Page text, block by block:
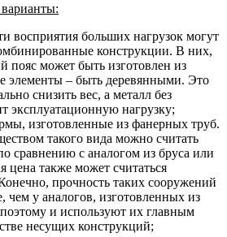
восприятия больших нагрузок могут
конструкции. В них,
пояс может быть изготовлен из
элементы – быть деревянными. Это
снизить вес, а металл без
эксплуатационную нагрузку;
изготовленные из фанерных труб.
такого вида можно считать
сравнению с аналогом из бруса или
цена также может считаться
прочность таких сооружений
чем у аналогов, изготовленных из
и используют их главным
несущих конструкций;